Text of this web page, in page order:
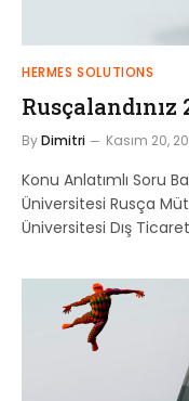
HERMES SOLUTIONS
Rusçalandınız
ByDimitri Kasım 20,
Konu Anlatımlı Soru
Üniversitesi Rusça
Üniversitesi Dış